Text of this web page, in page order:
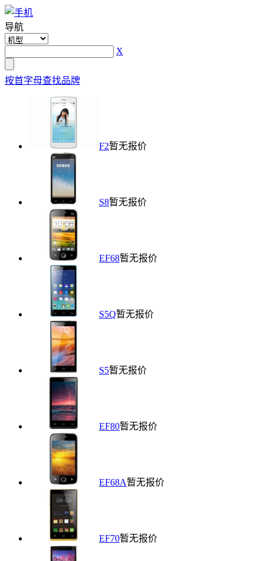
导航
X
按首字母查找品牌
F2暂无报价
S8暂无报价
EF68暂无报价
S5Q暂无报价
S5暂无报价
EF80暂无报价
EF68A暂无报价
EF70暂无报价